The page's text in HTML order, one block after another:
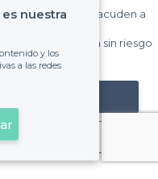
de visitantes que acuden a
una cantidad fija sin riesgo
nuestra
y los
a las redes